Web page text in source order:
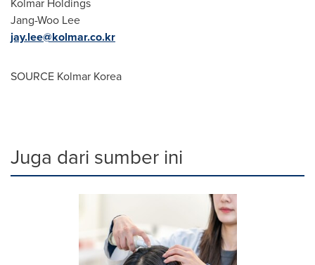
Jang-Woo Lee
jay.lee@kolmar.co.kr
SOURCE Kolmar Korea
Juga dari sumber ini